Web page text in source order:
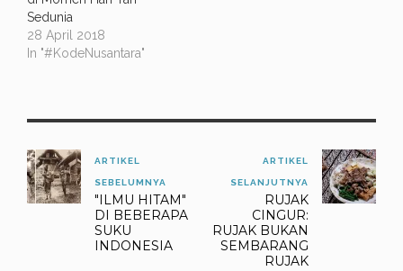
Sedunia
28 April 2018
In "#KodeNusantara"
ARTIKEL
SEBELUMNYA
"ILMU HITAM"
DI BEBERAPA
SUKU
INDONESIA
ARTIKEL
SELANJUTNYA
RUJAK
CINGUR:
RUJAK BUKAN
SEMBARANG
RUJAK